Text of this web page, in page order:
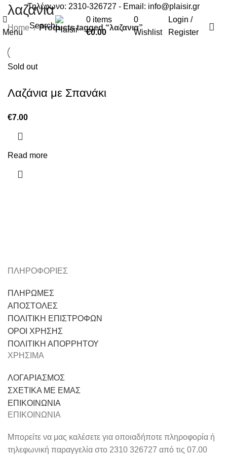
Τηλέφωνο: 2310-326727 - Email: info@plaisir.gr
Menu
Search
0 items
€0.00
0
Wishlist
Login /
Register
λαζανια
Home Products tagged “λαζανια”
Sold out
Λαζάνια με Σπανάκι
€7.00
Read more
ΠΛΗΡΟΦΟΡΙΕΣ
ΠΛΗΡΩΜΕΣ
ΑΠΟΣΤΟΛΕΣ
ΠΟΛΙΤΙΚΗ ΕΠΙΣΤΡΟΦΩΝ
ΟΡΟΙ ΧΡΗΣΗΣ
ΠΟΛΙΤΙΚΗ ΑΠΟΡΡΗΤΟΥ
ΧΡΗΣΙΜΑ
ΛΟΓΑΡΙΑΣΜΟΣ
ΣΧΕΤΙΚΑ ΜΕ ΕΜΑΣ
ΕΠΙΚΟΙΝΩΝΙΑ
ΕΠΙΚΟΙΝΩΝΙΑ
Μπορείτε να μας καλέσετε για οποιαδήποτε πληροφορία ή
τηλεφωνική παραγγελία στο 2310 326727 από τις 07.00